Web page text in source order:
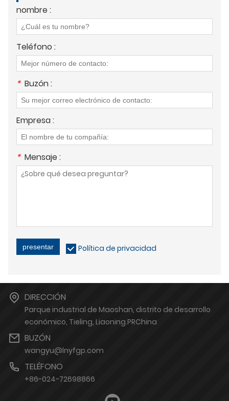
nombre :
Teléfono :
* Buzón :
Empresa :
* Mensaje :
presentar Política de privacidad
DIRECCIÓN
Parque industrial de Maoshan, distrito de desarrollo
económico, Tieling, Liaoning.PRChina
BUZÓN
wangyu@lnyfgp.com
TELÉFONO
+86-024-72698866